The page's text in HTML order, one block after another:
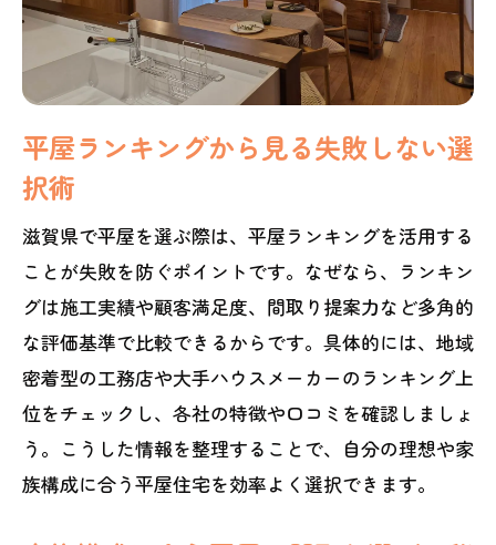
平屋ランキングの信頼性と活用事例を解
説
ランキングだけに頼らない平屋選びのコ
ツ
ローコストな平屋住宅を滋賀県で探すなら
住宅
ローコスト平屋のメリットとデメリット
比較
平屋の価格相場と予算別選び方のポイン
低価格で叶う平屋の間取りとデザイン実
例
平屋ランキングから見る失敗しない選
択術
滋賀県で平屋を選ぶ際は、平屋ランキングを活用する
ことが失敗を防ぐポイントです。なぜなら、ランキン
グは施工実績や顧客満足度、間取り提案力など多角的
な評価基準で比較できるからです。具体的には、地域
密着型の工務店や大手ハウスメーカーのランキング上
位をチェックし、各社の特徴や口コミを確認しましょ
う。こうした情報を整理することで、自分の理想や家
族構成に合う平屋住宅を効率よく選択できます。